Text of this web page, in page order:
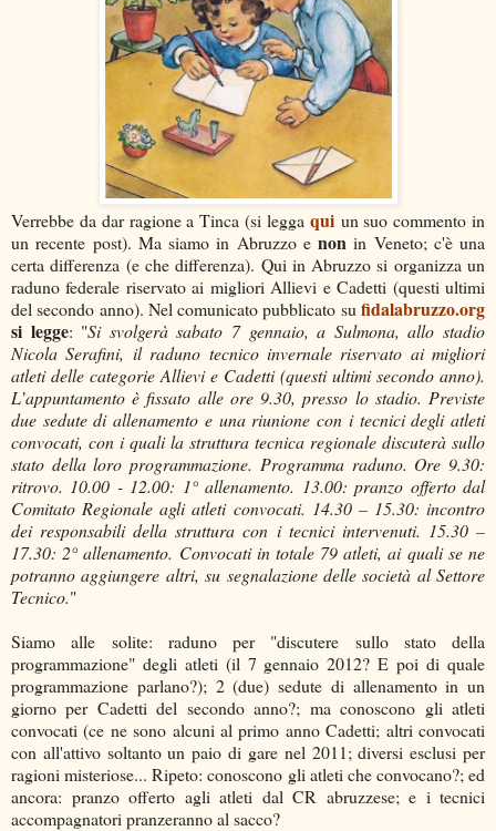
Verrebbe da dar ragione a Tinca (si legga quiun suo commento in
un recente post). Ma siamo in Abruzzo e non in Veneto; c'è una
certa differenza (e che differenza). Qui in Abruzzo si organizza un
raduno federale riservato ai migliori Allievi e Cadetti (questi ultimi
del secondo anno). Nel comunicato pubblicato su fidalabruzzo.org
si legge: "Si svolgerà sabato 7 gennaio, a Sulmona, allo stadio
Nicola Serafini, il raduno tecnico invernale riservato ai migliori
atleti delle categorie Allievi e Cadetti (questi ultimi secondo anno).
L’appuntamento è fissato alle ore 9.30, presso lo stadio. Previste
due sedute di allenamento e una riunione con i tecnici degli atleti
convocati, con i quali la struttura tecnica regionale discuterà sullo
stato della loro programmazione. Programma raduno. Ore 9.30:
ritrovo. 10.00 - 12.00: 1° allenamento. 13.00: pranzo offerto dal
Comitato Regionale agli atleti convocati. 14.30 – 15.30: incontro
dei responsabili della struttura con i tecnici intervenuti. 15.30 –
17.30: 2° allenamento. Convocati in totale 79 atleti, ai quali se ne
potranno aggiungere altri, su segnalazione delle società al Settore
Tecnico."
Siamo alle solite: raduno per "discutere sullo stato della
programmazione" degli atleti (il 7 gennaio 2012? E poi di quale
programmazione parlano?); 2 (due) sedute di allenamento in un
giorno per Cadetti del secondo anno?; ma conoscono gli atleti
convocati (ce ne sono alcuni al primo anno Cadetti; altri convocati
con all'attivo soltanto un paio di gare nel 2011; diversi esclusi per
ragioni misteriose... Ripeto: conoscono gli atleti che convocano?; ed
ancora: pranzo offerto agli atleti dal CR abruzzese; e i tecnici
accompagnatori pranzeranno al sacco?